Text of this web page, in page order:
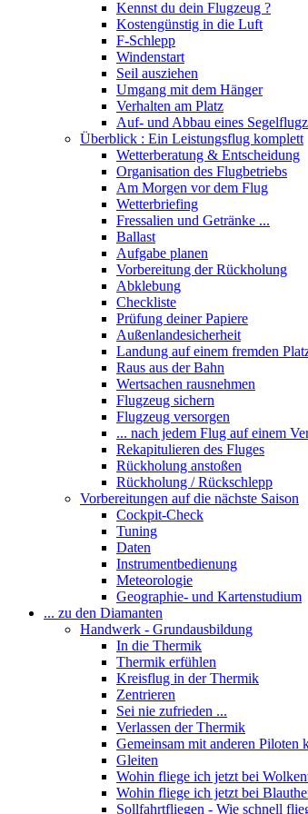
Kennst du dein Flugzeug ?
Kostengünstig in die Luft
F-Schlepp
Windenstart
Seil ausziehen
Umgang mit dem Hänger
Verhalten am Platz
Auf- und Abbau eines
Überblick : Ein Leistungsflug komplett
Wetterberatung & Entscheidung
Organisation des Flugbetriebs
Am Morgen vor dem Flug
Wetterbriefing
Fressalien und Getränke ...
Ballast
Aufgabe planen
Vorbereitung der Rückholung
Abklebung
Checkliste
Prüfung deiner Papiere
Außenlandesicherheit
Landung auf einem fremden
Raus aus der Bahn
Wertsachen rausnehmen
Flugzeug sichern
Flugzeug versorgen
... nach jedem Flug auf einem
Rekapitulieren des Fluges
Rückholung anstoßen
Rückholung / Rückschlepp
Vorbereitungen auf die nächste Saison
Cockpit-Check
Tuning
Daten
Instrumentbedienung
Meteorologie
Geographie- und Kartenstudium
... zu den Diamanten
Handwerk - Grundausbildung
In die Thermik
Thermik erfühlen
Kreisflug in der Thermik
Zentrieren
Sei nie zufrieden ...
Verlassen der Thermik
Gemeinsam mit anderen Piloten
Gleiten
Wohin fliege ich jetzt bei
Wohin fliege ich jetzt bei
Sollfahrtfliegen - Wie schnell